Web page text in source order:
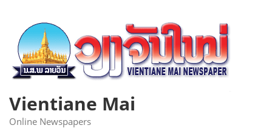
content
Vientiane Mai
Online Newspapers